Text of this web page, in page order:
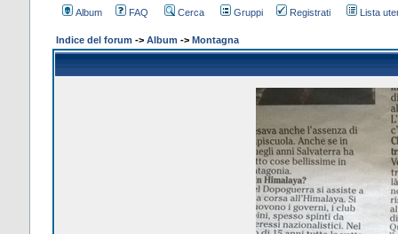
Album FAQ Cerca Gruppi Registrati Lista
Indice del forum -> Album -> Montagna